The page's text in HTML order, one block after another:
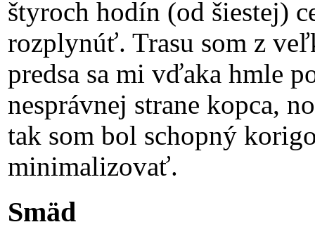
štyroch hodín (od šiestej)
rozplynúť. Trasu som z
predsa sa mi vďaka hmle
nesprávnej strane kopca,
tak som bol schopný
minimalizovať.
Smäd